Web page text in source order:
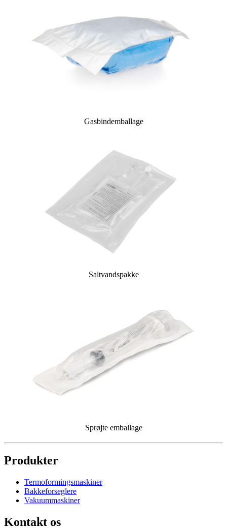
Gasbindemballage
Saltvandspakke
Sprøjte emballage
Produkter
Termoformingsmaskiner
Bakkeforseglere
Vakuummaskiner
Kontakt os